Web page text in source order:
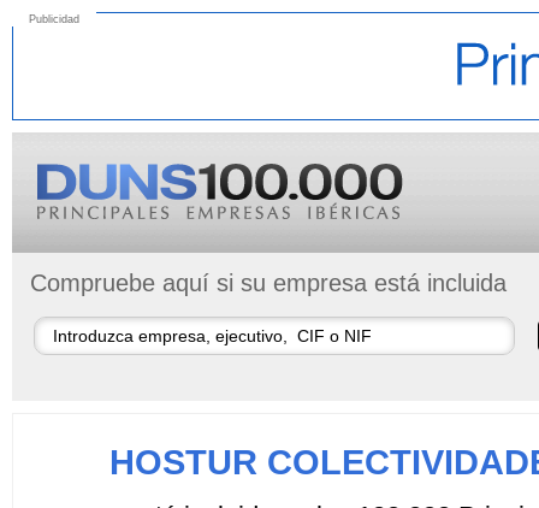
Publicidad
Compruebe aquí si su empresa está incluida
HOSTUR